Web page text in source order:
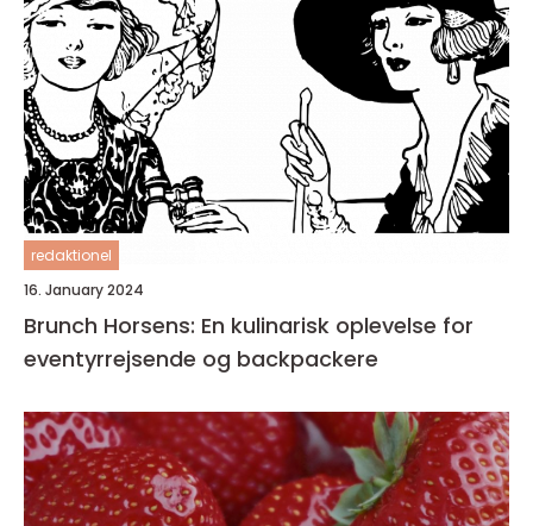
redaktionel
16. January 2024
Brunch Horsens: En kulinarisk oplevelse for
eventyrrejsende og backpackere